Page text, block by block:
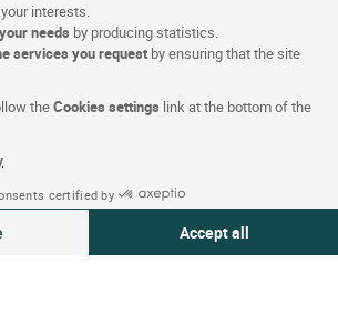
interests.
needs by producing statistics.
services you request by ensuring that the site
theCookies settings link at the bottom of the
certified by
Accept all
Website
(DSGVO)